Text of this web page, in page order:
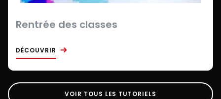
Rentrée des classes
DÉCOUVRIR
VOIR TOUS LES TUTORIELS